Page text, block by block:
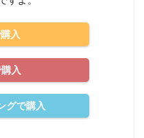
入
入
グで購入